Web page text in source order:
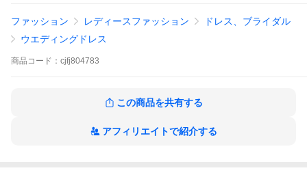
サイズS M L XL 2XL 3XL
サイズについての説明S：バスト77-83cm ウェスト60-66cm/ M：バスト
ェスト67-73cm/ XL：バスト87-93cm ウェスト70-76cm/ 2XL：バスト90-
ウェスト77-83cm/ ※サイズ表の実寸法は商品によって1-3cm程度の誤差があ
サイズ詳細等の測り方はスタッフ間で統一、徹底はしておりますが、実寸は
ございますので、予めご了承ください。
ファッション レディースファッション
ドレス、ブライダル
ウエディングドレス
商品 コード： cjfj804783
この商品を共有する
アフィリエイトで紹介する